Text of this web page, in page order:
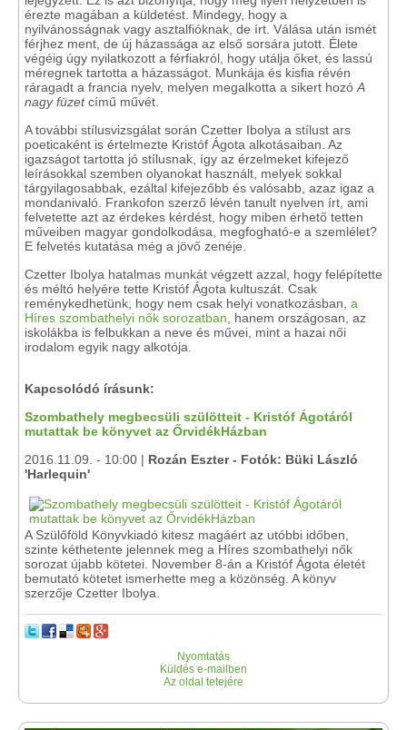
érezte magában a küldetést. Mindegy, hogy a
nyilvánosságnak vagy asztalfióknak, de írt. Válása után ismét
férjhez ment, de új házassága az első sorsára jutott. Élete
végéig úgy nyilatkozott a férfiakról, hogy utálja őket, és lassú
méregnek tartotta a házasságot. Munkája és kisfia révén
ráragadt a francia nyelv, melyen megalkotta a sikert hozó A
nagy füzetcímű művét.
A további stílusvizsgálat során Czetter Ibolya a stílust ars
poeticaként is értelmezte Kristóf Ágota alkotásaiban. Az
igazságot tartotta jó stílusnak, így az érzelmeket kifejező
leírásokkal szemben olyanokat használt, melyek sokkal
tárgyilagosabbak, ezáltal kifejezőbb és valósabb, azaz igaz a
mondanivaló. Frankofon szerző lévén tanult nyelven írt, ami
felvetette azt az érdekes kérdést, hogy miben érhető tetten
műveiben magyar gondolkodása, megfogható-e a szemlélet?
E felvetés kutatása még a jövő zenéje.
Czetter Ibolya hatalmas munkát végzett azzal, hogy felépítette
és méltó helyére tette Kristóf Ágota kultuszát. Csak
reménykedhetünk, hogy nem csak helyi vonatkozásban, a
Híres szombathelyi nők sorozatban , hanem országosan, az
iskolákba is felbukkan a neve és művei, mint a hazai női
irodalom egyik nagy alkotója.
Kapcsolódó írásunk:
Szombathely megbecsüli szülötteit - Kristóf Ágotáról
mutattak be könyvet az ŐrvidékHázban
2016.11.09. - 10:00 | Rozán Eszter - Fotók: Büki László
'Harlequin'
A Szülőföld Könyvkiadó kitesz magáért az utóbbi időben,
szinte kéthetente jelennek meg a Híres szombathelyi nők
sorozat újabb kötetei. November 8-án a Kristóf Ágota életét
bemutató kötetet ismerhette meg a közönség. A könyv
szerzője Czetter Ibolya.
Nyomtatás
Küldés e-mailben
Az oldal tetejére